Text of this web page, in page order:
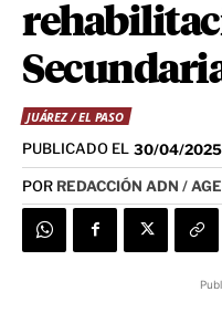
JUÁREZ / EL PASO
PUBLICADO EL 30/04/2025
POR REDACCIÓN ADN /